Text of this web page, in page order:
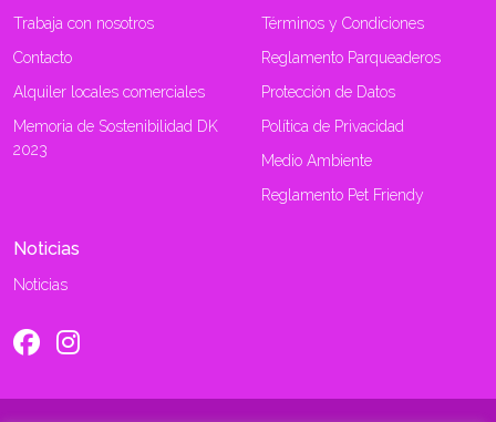
Trabaja con nosotros
Contacto
Alquiler locales comerciales
Memoria de Sostenibilidad DK
2023
Términos y Condiciones
Reglamento Parqueaderos
Protección de Datos
Política de Privacidad
Medio Ambiente
Reglamento Pet Friendy
Noticias
Noticias